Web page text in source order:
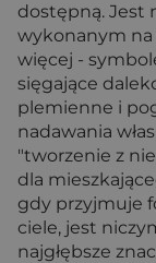
dostępną. Jest
wykonanym na
więcej -
sięgające
plemienne i
nadawania
"tworzenie z
dla
gdy przyjmuje
ciele, jest
najgłębsze